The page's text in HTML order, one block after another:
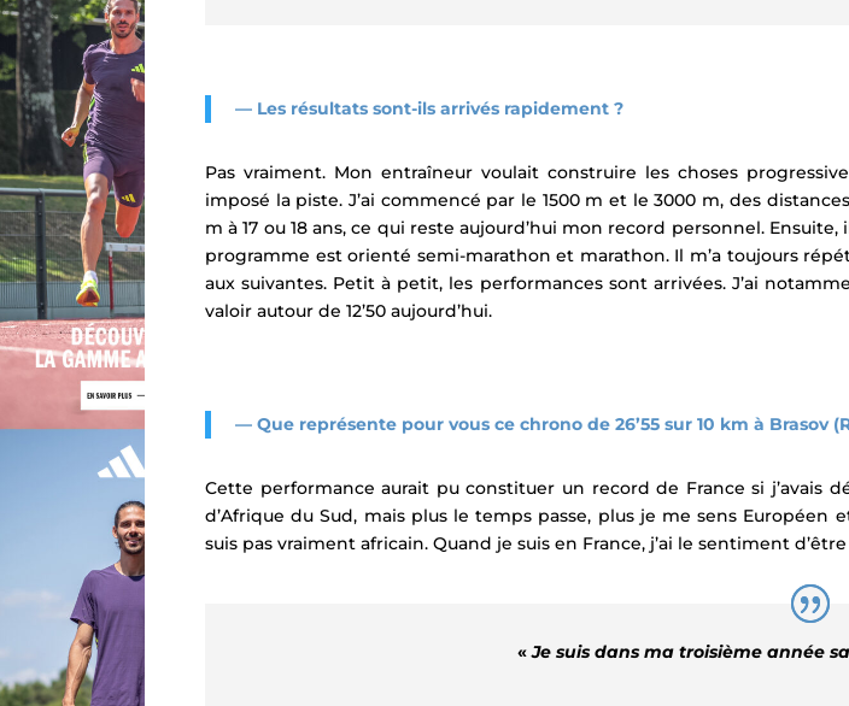
— Les résultats sont-ils arrivés rapidement ?
Pas vraiment. Mon entraîneur voulait construire les choses
imposé la piste. J’ai commencé par le 1500 m et le 3000 m, des
m à 17 ou 18 ans, ce qui reste aujourd’hui mon record personnel.
programme est orienté semi-marathon et marathon. Il m’a toujours
aux suivantes. Petit à petit, les performances sont arrivées. J’ai
valoir autour de 12’50 aujourd’hui.
— Que représente pour vous ce chrono de 26’55 sur 10 km à Brasov
Cette performance aurait pu constituer un record de France si j’avais
d’Afrique du Sud, mais plus le temps passe, plus je me sens
suis pas vraiment africain. Quand je suis en France, j’ai le sentiment
«Je suis dans ma troisième année